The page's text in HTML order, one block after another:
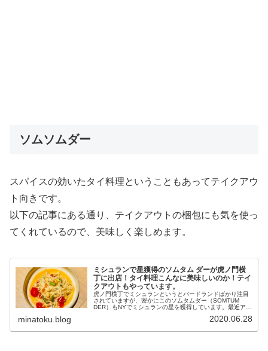
ソムソムダー
スパイスの効いたタイ料理ということもあってテイクアウ
ト向きです。
以下の記事にある通り、テイクアウトの梱包にも気を使っ
てくれているので、美味しく楽しめます。
ミシュランで星獲得のソムタム ダーが虎ノ門横
丁に出店！タイ料理こんなに美味しいのか！テイ
クアウトもやっています。
虎ノ門横丁でミシュランというとバードランドばかり注目
されていますが、密かにこのソムタムダー（SOMTUM
DER）もNYでミシュランの星を獲得しています。最近アジ
minatoku.blog 2020.06.28